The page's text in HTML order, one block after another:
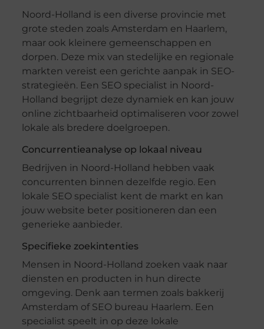
Noord-Holland is een diverse provincie met
grote steden zoals Amsterdam en Haarlem,
maar ook kleinere gemeenschappen en
dorpen. Deze mix van stedelijke en regionale
markten vereist een gerichte aanpak in SEO-
strategieën. Een SEO specialist in Noord-
Holland begrijpt deze dynamiek en kan jouw
online zichtbaarheid optimaliseren voor zowel
lokale als bredere doelgroepen.
Concurrentieanalyse op lokaal niveau
Bedrijven in Noord-Holland hebben vaak
concurrenten binnen dezelfde regio. Een
lokale SEO specialist kent de markt en kan
jouw website beter positioneren dan een
generieke aanbieder.
Specifieke zoekintenties
Mensen in Noord-Holland zoeken vaak naar
diensten en producten in hun directe
omgeving. Denk aan termen zoals bakkerij
Amsterdam of SEO bureau Haarlem. Een
specialist speelt in op deze lokale